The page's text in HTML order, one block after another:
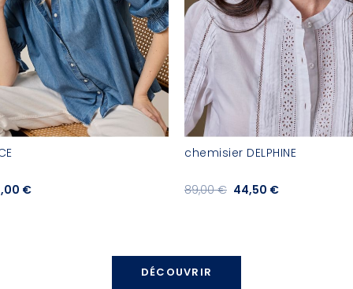
€
chemisier DELPHINE
44,50 €
89,00 €
DÉCOUVRIR